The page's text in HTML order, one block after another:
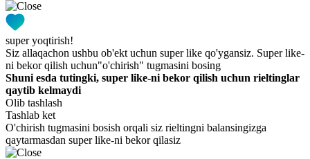
super yoqtirish!
Siz allaqachon ushbu ob'ekt uchun super like qo'ygansiz. Super like-
ni bekor qilish uchun"o'chirish" tugmasini bosing
Shuni esda tutingki, super like-ni bekor qilish uchun rieltinglar
qaytib kelmaydi
Olib tashlash
Tashlab ket
O'chirish tugmasini bosish orqali siz rieltingni balansingizga
qaytarmasdan super like-ni bekor qilasiz